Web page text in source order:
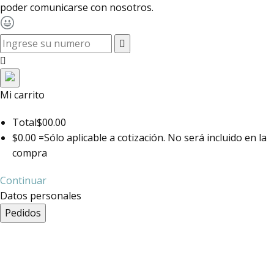
poder comunicarse con nosotros.
toggle navigation
Mi carrito
Total$00.00
$0.00 =Sólo aplicable a cotización. No será incluido en la
compra
Continuar
Datos personales